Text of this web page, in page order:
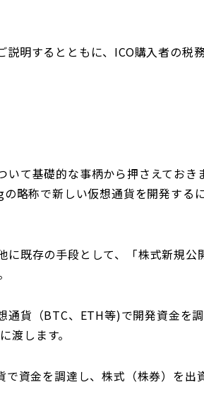
説明するとともに、ICO購入者の税
て基礎的な事柄から押さえておき
略称で新しい仮想通貨を開発する
に既存の手段として、「株式新規公
通貨（BTC、ETH等)で開発資金を
渡します。
資金を調達し、株式（株券）を出